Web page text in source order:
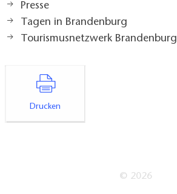
Presse
Tagen in Brandenburg
Tourismusnetzwerk Brandenburg
Drucken
© 2026